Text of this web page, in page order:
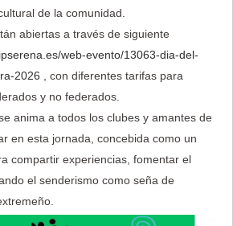
de la comunidad.
abiertas a través de siguiente
web-evento/13063-dia-del-
2026 , con diferentes tarifas para
y no federados.
anima a todos los clubes y amantes de
en esta jornada, concebida como un
compartir experiencias, fomentar el
el senderismo como seña de